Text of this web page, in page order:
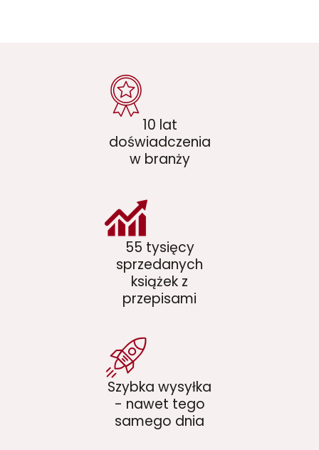
10 lat
doświadczenia
w branży
55 tysięcy
sprzedanych
książek z
przepisami
Szybka wysyłka
- nawet tego
samego dnia